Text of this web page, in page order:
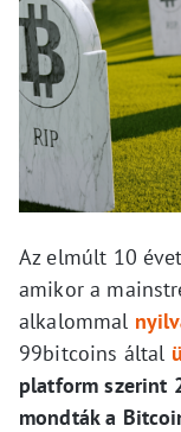
Az elmúlt 10
amikor a
alkalommal
99bitcoins által
platform szerint
mondták a